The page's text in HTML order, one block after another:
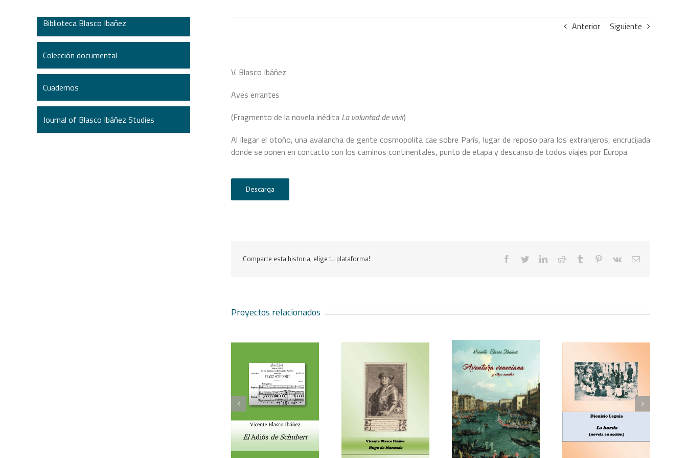
Anterior Siguiente
V. Blasco Ibáñez
Aves errantes
(Fragmento de la novela inédita La voluntad de vivir)
Al llegar el otoño, una avalancha de gente cosmopolita cae sobre París, lugar de reposo para los extranjeros, encrucijada
donde se ponen en contacto con los caminos continentales, punto de etapa y descanso de todos viajes por Europa.
Descarga
¡Comparte esta historia, elige tu plataforma! facebooktwitterlinkedinreddit tumblr pinterest
vk
Correo
Proyectos relacionados
Vicente Blasco Ibáñez,
Hugo de Moncada
Aventura veneciana y
otros cuentos
Dionisio Laguía, La
horda (novela en
acción)
Enrique Blanco Rojas,
Arroz y tartana
(comedia en tres
Biblioteca Blasco Ibañez
Colección documental
Cuadernos
Journal of Blasco Ibáñez Studies